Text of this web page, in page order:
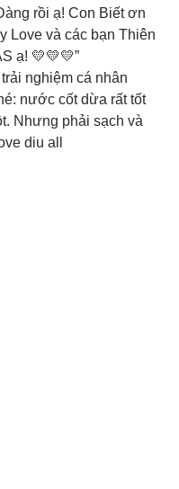
rồi ạ! Con Biết ơn
Love và các bạn Thiên
ạ! 💛💛💛”
nghiệm cá nhân
nước cốt dừa rất tốt
Nhưng phải sạch và
diu all